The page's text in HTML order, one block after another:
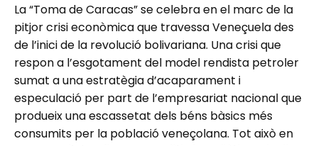
La “Toma de Caracas” se celebra en el marc de la
pitjor crisi econòmica que travessa Veneçuela des
de l’inici de la revolució bolivariana. Una crisi que
respon a l’esgotament del model rendista petroler
sumat a una estratègia d’acaparament i
especulació per part de l’empresariat nacional que
produeix una escassetat dels béns bàsics més
consumits per la població veneçolana. Tot això en